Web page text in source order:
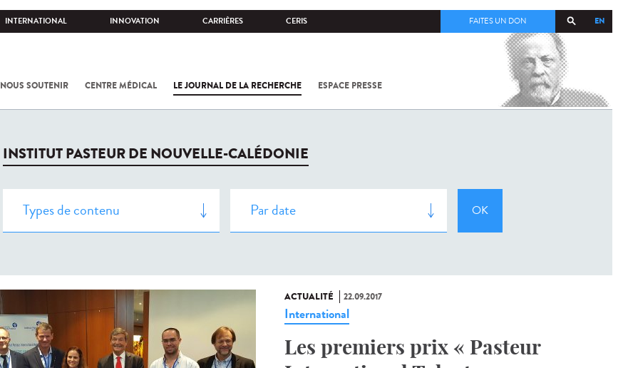
INTERNATIONAL INNOVATION CARRIÈRES CERIS EN
FAITES UN DON
NOUS SOUTENIR CENTRE MÉDICAL LE JOURNAL DE LA RECHERCHE ESPACE PRESSE
COV-2 /
INSTITUT PASTEUR DE NOUVELLE-CALÉDONIE
ACTUALITÉ 22.09.2017
International
Les premiers prix « Pasteur